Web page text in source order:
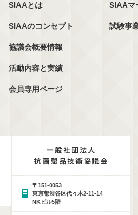
SIAAとは
SIAAのコンセプト
協議会概要情報
活動内容と実績
会員専用ページ
SIAAマ
試験事
〒151-0053
東京都渋谷区代々木2-11-14
NKビル5階